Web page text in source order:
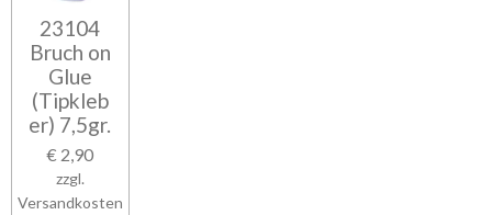
23104
Bruch on
Glue
(Tipkleb
er) 7,5gr.
€ 2,90
zzgl.
Versandkosten